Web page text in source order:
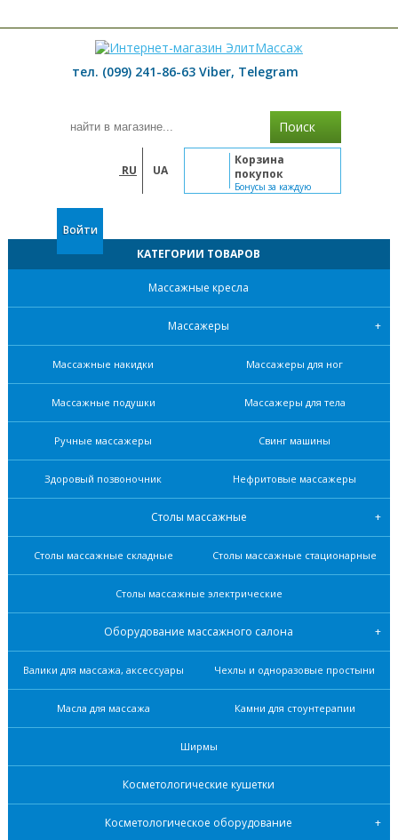
тел. (099) 241-86-63 Viber, Telegram
Поиск
RU UA
Корзина
покупок
Бонусы за каждую
покупку
Войти
КАТЕГОРИИ ТОВАРОВ
Массажные кресла
Массажеры
Массажные накидки Массажеры для ног
Массажные подушки Массажеры для тела
Ручные массажеры Свинг машины
Здоровый позвоночник Нефритовые масcажеры
Столы массажные
Столы массажные складные Столы массажные стационарные
Столы массажные электрические
Оборудование массажного салона
Валики для массажа, аксессуары Чехлы и одноразовые простыни
Масла для массажа Камни для стоунтерапии
Ширмы
Косметологические кушетки
Косметологическое оборудование